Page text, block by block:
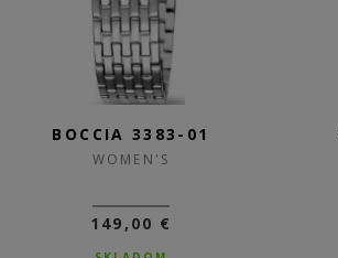
BOCCIA 3383-01
WOMEN'S
149,00 €